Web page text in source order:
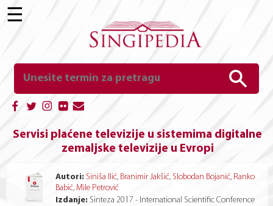
☰
Servisi plaćene televizije u sistemima digitalne
zemaljske televizije u Evropi
Autori: Siniša Ilić, Branimir Jakšić, Slobodan Bojanić, Ranko
Babić, Mile Petrović
Izdanje: Sinteza 2017 - International Scientific Conference